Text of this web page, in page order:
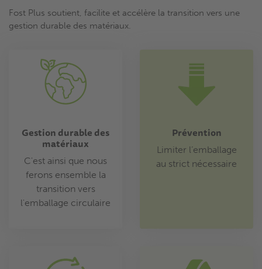
Fost Plus soutient, facilite et accélère la transition vers une
gestion durable des matériaux.
Gestion durable des
matériaux
C'est ainsi que nous
ferons ensemble la
transition vers
l'emballage circulaire
Prévention
Limiter l’emballage
au strict nécessaire